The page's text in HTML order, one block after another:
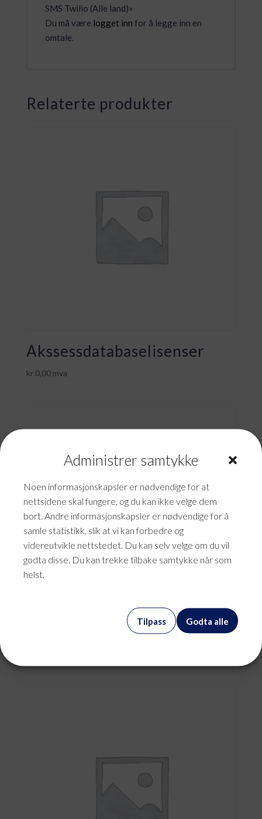
Administrer samtykke
Noen informasjonskapsler er nødvendige for at
nettsidene skal fungere, og du kan ikke velge dem
bort. Andre informasjonskapsler er nødvendige for å
samle statistikk, slik at vi kan forbedre og
videreutvikle nettstedet. Du kan selv velge om du vil
godta disse. Du kan trekke tilbake samtykke når som
helst.
Godta alle
Tilpass
SMS Twilio (Alle land)»
Du må være logget inn for å legge inn en
omtale.
Relaterte produkter
Akssessdatabaselisenser
kr0,00 mva
Backupløsning